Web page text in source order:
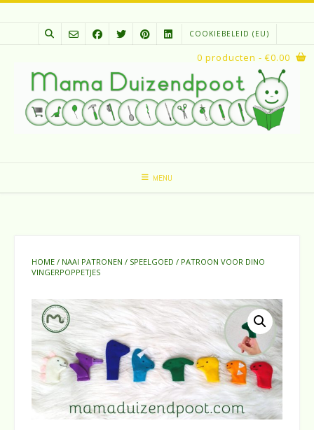
Spring
COOKIEBELEID (EU)
MENU
0 producten - €0.00
HOME / NAAI PATRONEN / SPEELGOED / PATROON VOOR DINO
VINGERPOPPETJES